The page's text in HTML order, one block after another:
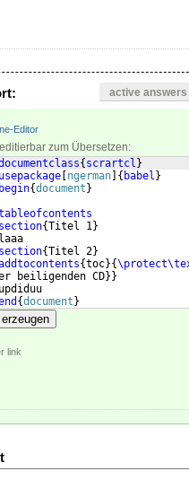
active answers
Editor
zum Übersetzen:
{ scrartcl }
ngerman { babel }
{document }
{Titel 1}
{Titel 2}
{toc}{
beiligenden CD}}
{document }
link